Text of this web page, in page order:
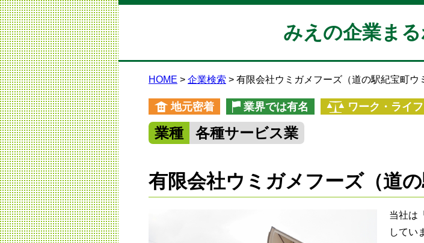
みえの企業ま
HOME 企業検索 有限会社ウミガメフーズ（道の駅紀宝町ウ
地元密着 業界では有名 ワーク・ライ
業種 各種サービス業
有限会社ウミガメフーズ（道
当社は
してい